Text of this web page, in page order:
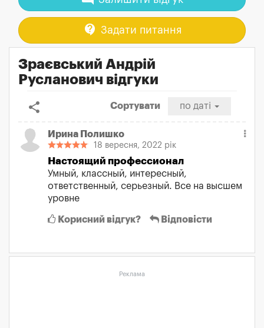
contact_support Задати питання
Зраєвський Андрій
Русланович відгуки
share
Сортувати по даті
Ирина Полишко
18 вересня, 2022 рік
Настоящий профессионал
Умный, классный, интересный,
ответственный, серьезный. Все на высшем
уровне
Корисний відгук? Відповісти
Реклама